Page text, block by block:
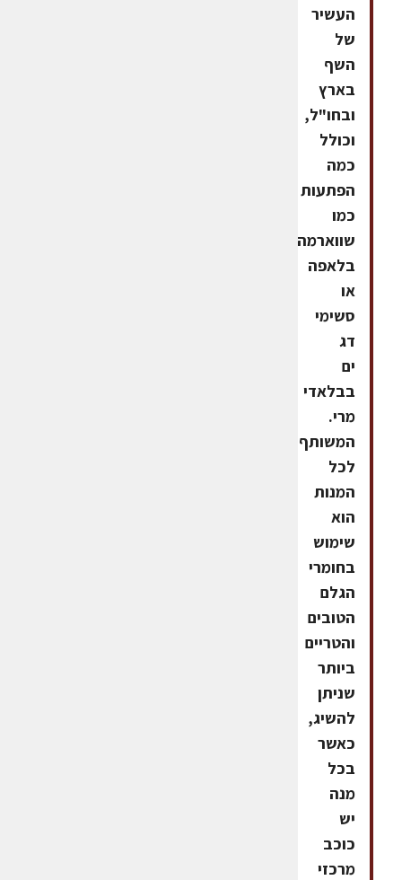
העשיר
של
השף
בארץ
ובחו"ל,
וכולל
כמה
הפתעות
כמו
שווארמה
בלאפה
או
סשימי
דג
ים
בבלאדי
מרי.
המשותף
לכל
המנות
הוא
שימוש
בחומרי
הגלם
הטובים
והטריים
ביותר
שניתן
להשיג,
כאשר
בכל
מנה
יש
כוכב
מרכזי